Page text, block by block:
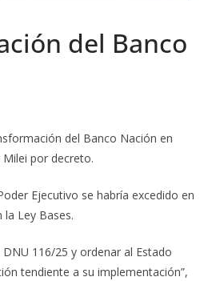
del Banco
del Banco Nación en
por decreto.
Ejecutivo se habría excedido en
Ley Bases.
116/25 y ordenar al Estado
tendiente a su implementación”,